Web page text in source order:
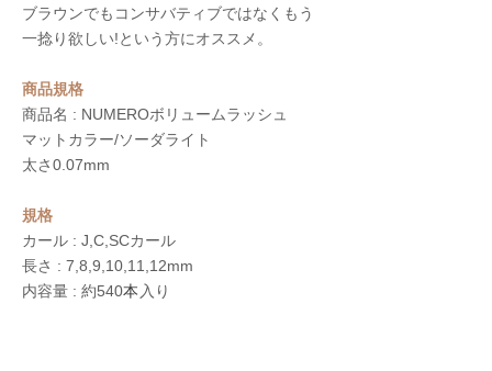
ブラウンでもコンサバティブではなくもう
一捻り欲しい!という方にオススメ。
商品規格
商品名 : NUMEROボリュームラッシュ
マットカラー/ソーダライト
太さ0.07mm
規格
カール : J,C,SCカール
長さ : 7,8,9,10,11,12mm
内容量 : 約540本 入り